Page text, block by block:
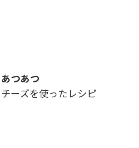
あつあつ
チーズを使ったレシピ